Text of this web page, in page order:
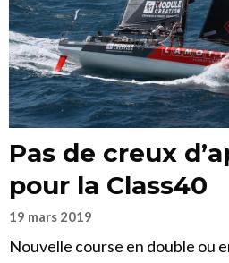
Pas de creux
pour la Class40
19 mars 2019
Nouvelle course en double ou